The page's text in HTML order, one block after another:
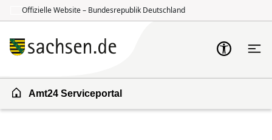
Offizielle Website – Bundesrepublik Deutschland
Amt24 Serviceportal